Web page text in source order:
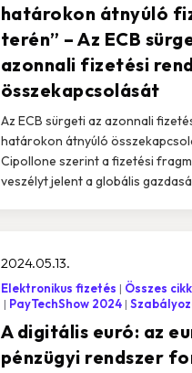
határokon átnyúló
terén” – Az ECB
azonnali fizetési
összekapcsolását
Az ECB sürgeti az azonnali
határokon átnyúló
Cipollone szerint a fizetési
veszélyt jelent a globális
A digitális euró: az
pénzügyi rendszer
2024.05.13.
Elektronikus fizetés Összes cikk
PayTechShow 2024